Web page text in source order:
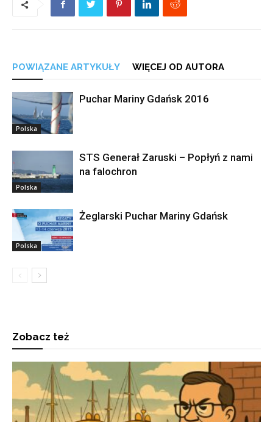
POWIĄZANE ARTYKUŁY WIĘCEJ OD AUTORA
Polska
Puchar Mariny Gdańsk 2016
Polska
STS Generał Zaruski – Popłyń z nami
na falochron
Polska
Żeglarski Puchar Mariny Gdańsk
Zobacz też